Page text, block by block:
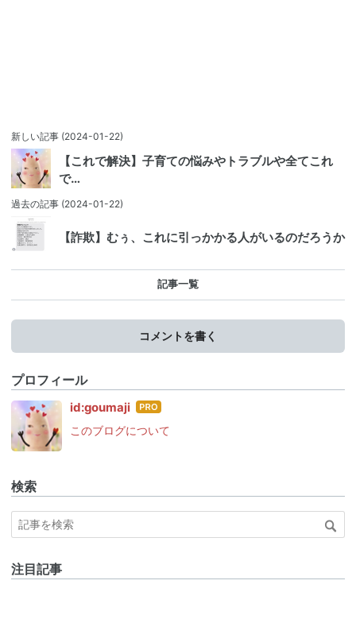
新しい記事 (2024-01-22)
【これで解決】子育ての悩みやトラブルや全てこれ
で…
過去の記事 (2024-01-22)
【詐欺】むぅ、これに引っかかる人がいるのだろうか
記事一覧
コメントを書く
プロフィール
id:goumaji はて
ログ
このブログについて
検索
注目記事